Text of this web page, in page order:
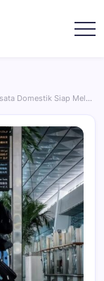
Domestik Siap Melonjak